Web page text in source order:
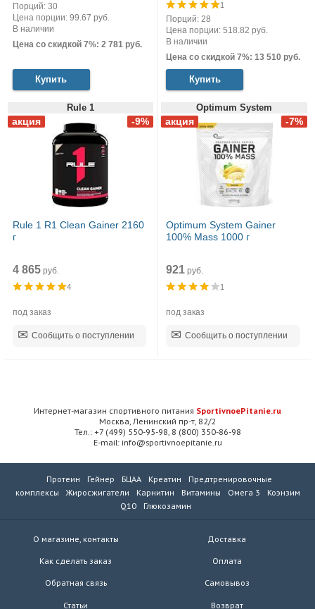
Порций: 30
Цена порции: 99.67 руб.
В наличии
Цена со скидкой 7%: 2 781 руб.
Купить
1
Порций: 28
Цена порции: 518.82 руб.
В наличии
Цена со скидкой 7%: 13 510 руб.
Купить
Rule 1
Rule 1 R1 Clean Gainer 2160
г
4 865руб.
4
под заказ
Сообщить о поступлении
Optimum System
Optimum System Gainer
100% Mass 1000 г
921 руб.
1
под заказ
Сообщить о поступлении
Интернет-магазин спортивного питания SportivnoePitanie.ru
Москва, Ленинский пр-т, 82/2
Тел.: +7 (499) 550-95-98, 8 (800) 350-86-98
E-mail: info@sportivnoepitanie.ru
Протеин Гейнер БЦАА Креатин
Предтренировочные
комплексы
Жиросжигатели Карнитин Витамины Омега 3
Коэнзим
Q10
Глюкозамин
О магазине, контакты
Как сделать заказ
Обратная связь
Статьи
Доставка
Оплата
Самовывоз
Возврат